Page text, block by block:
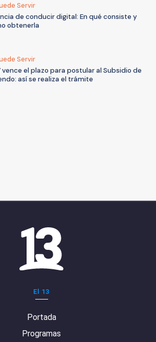
Servir
de conducir digital: En qué consiste y
obtenerla
Servir
vence el plazo para postular al Subsidio de
así se realiza el trámite
El 13
Portada
Programas